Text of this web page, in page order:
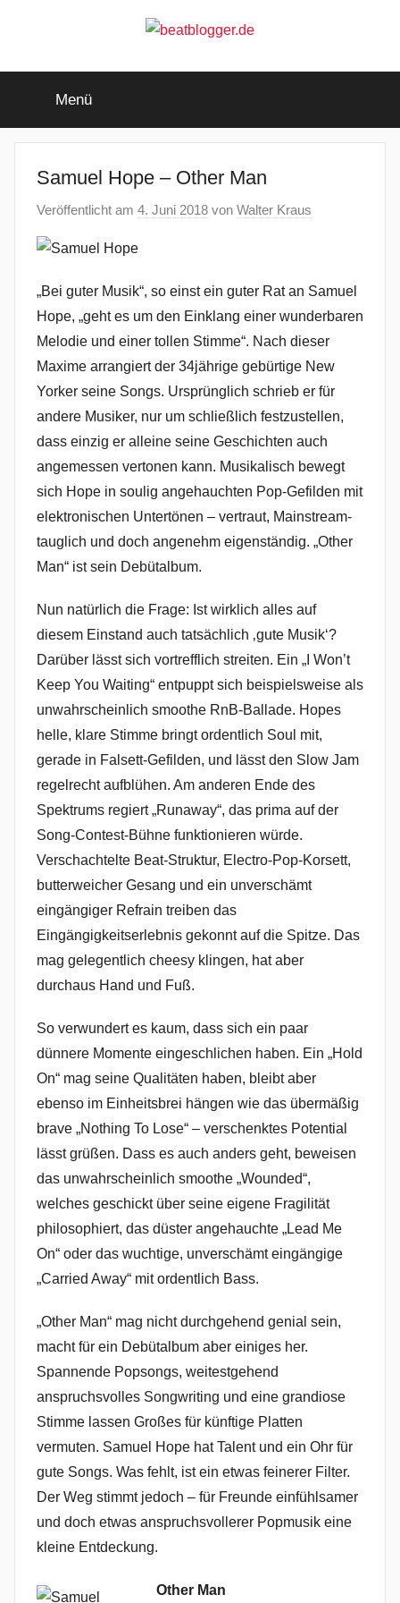
beatblogger.de
beat
goes
Menü
Samuel Hope – Other Man
Veröffentlicht am 4. Juni 2018 von Walter Kraus
„Bei guter Musik“, so einst ein guter Rat an Samuel
Hope, „geht es um den Einklang einer wunderbaren
Melodie und einer tollen Stimme“. Nach dieser
Maxime arrangiert der 34jährige gebürtige New
Yorker seine Songs. Ursprünglich schrieb er für
andere Musiker, nur um schließlich festzustellen,
dass einzig er alleine seine Geschichten auch
angemessen vertonen kann. Musikalisch bewegt
sich Hope in soulig angehauchten Pop-Gefilden mit
elektronischen Untertönen – vertraut, Mainstream-
tauglich und doch angenehm eigenständig. „Other
Man“ ist sein Debütalbum.
Nun natürlich die Frage: Ist wirklich alles auf
diesem Einstand auch tatsächlich ‚gute Musik‘?
Darüber lässt sich vortrefflich streiten. Ein „I Won’t
Keep You Waiting“ entpuppt sich beispielsweise als
unwahrscheinlich smoothe RnB-Ballade. Hopes
helle, klare Stimme bringt ordentlich Soul mit,
gerade in Falsett-Gefilden, und lässt den Slow Jam
regelrecht aufblühen. Am anderen Ende des
Spektrums regiert „Runaway“, das prima auf der
Song-Contest-Bühne funktionieren würde.
Verschachtelte Beat-Struktur, Electro-Pop-Korsett,
butterweicher Gesang und ein unverschämt
eingängiger Refrain treiben das
Eingängigkeitserlebnis gekonnt auf die Spitze. Das
mag gelegentlich cheesy klingen, hat aber
durchaus Hand und Fuß.
So verwundert es kaum, dass sich ein paar
dünnere Momente eingeschlichen haben. Ein „Hold
On“ mag seine Qualitäten haben, bleibt aber
ebenso im Einheitsbrei hängen wie das übermäßig
brave „Nothing To Lose“ – verschenktes Potential
lässt grüßen. Dass es auch anders geht, beweisen
das unwahrscheinlich smoothe „Wounded“,
welches geschickt über seine eigene Fragilität
philosophiert, das düster angehauchte „Lead Me
On“ oder das wuchtige, unverschämt eingängige
„Carried Away“ mit ordentlich Bass.
„Other Man“ mag nicht durchgehend genial sein,
macht für ein Debütalbum aber einiges her.
Spannende Popsongs, weitestgehend
anspruchsvolles Songwriting und eine grandiose
Stimme lassen Großes für künftige Platten
vermuten. Samuel Hope hat Talent und ein Ohr für
gute Songs. Was fehlt, ist ein etwas feinerer Filter.
Der Weg stimmt jedoch – für Freunde einfühlsamer
und doch etwas anspruchsvollerer Popmusik eine
kleine Entdeckung.
Other Man